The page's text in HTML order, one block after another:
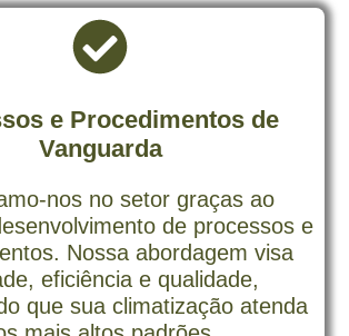
e Procedimentos de
Vanguarda
nos no setor graças ao
de processos e
Nossa abordagem visa
eficiência e qualidade,
que sua climatização atenda